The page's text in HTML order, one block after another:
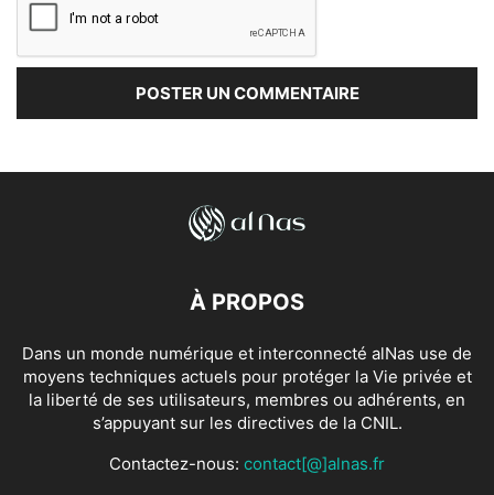
À PROPOS
Dans un monde numérique et interconnecté alNas use de
moyens techniques actuels pour protéger la Vie privée et
la liberté de ses utilisateurs, membres ou adhérents, en
s’appuyant sur les directives de la CNIL.
Contactez-nous: contact[@]alnas.fr